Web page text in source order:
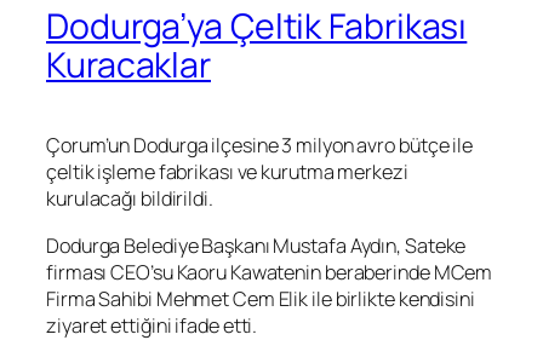
Dodurga’ya Çeltik Fabrikası
Kuracaklar
Çorum’un Dodurga ilçesine 3 milyon avro bütçe ile
çeltik işleme fabrikası ve kurutma merkezi
kurulacağı bildirildi.
Dodurga Belediye Başkanı Mustafa Aydın, Sateke
firması CEO’su Kaoru Kawatenin beraberinde MCem
Firma Sahibi Mehmet Cem Elik ile birlikte kendisini
ziyaret ettiğini ifade etti.